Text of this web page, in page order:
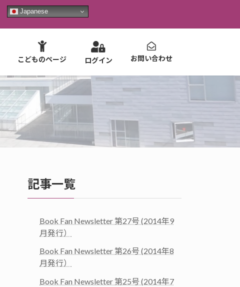
Japanese
こどものページ ログイン お問い合わせ
記事一覧
Book Fan Newsletter 第27号 (2014年9
月発行）
Book Fan Newsletter 第26号 (2014年8
月発行）
Book Fan Newsletter 第25号 (2014年7